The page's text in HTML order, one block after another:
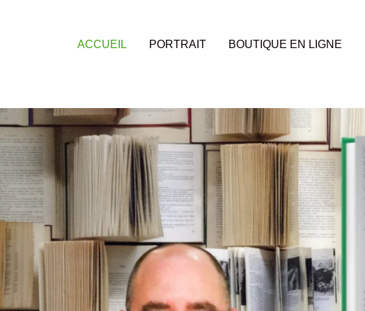
ACCUEIL PORTRAIT BOUTIQUE EN LIGNE